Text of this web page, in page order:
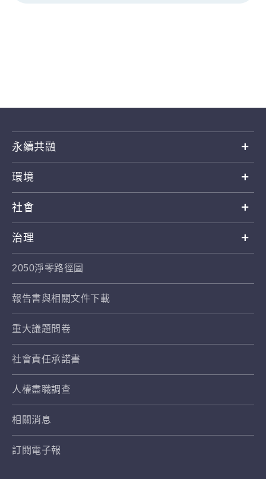
永續共融
環境
社會
治理
2050淨零路徑圖
報告書與相關文件下載
重大議題問卷
社會責任承諾書
人權盡職調查
相關消息
訂閱電子報